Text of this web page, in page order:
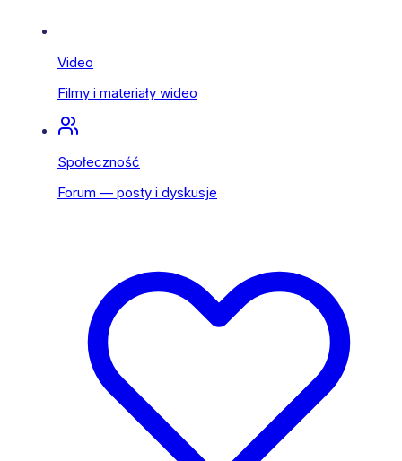
Video
Filmy i materiały wideo
Społeczność
Forum — posty i dyskusje